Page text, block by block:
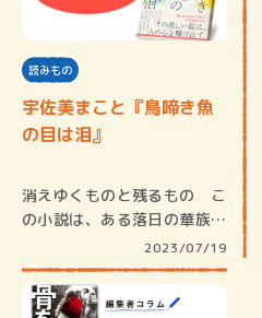
読みもの
宇佐美まこと『鳥啼き魚
の目は泪』
消えゆくものと残るもの こ
の小説は、ある落日の華族を
2023/07/19